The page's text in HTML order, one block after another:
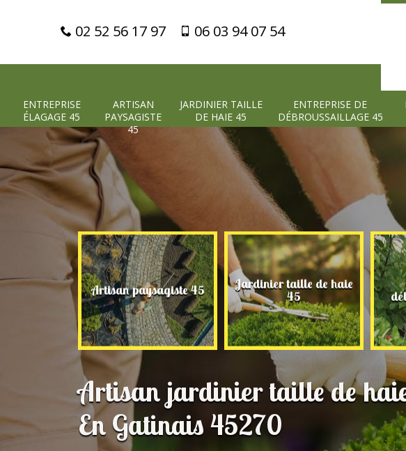
02 52 56 17 97 06 03 94 07 54
ENTREPRISE
ÉLAGAGE 45
ARTISAN
PAYSAGISTE
45
JARDINIER TAILLE
DE HAIE 45
ENTREPRISE DE
DÉBROUSSAILLAGE 45
45 Artisan paysagiste 45 Jardinier taille de haie
45
Artisan jardinier taille de
En Gatinais 45270